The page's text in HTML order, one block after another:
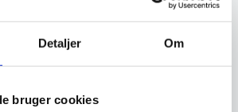
Detaljer Om
bruger cookies